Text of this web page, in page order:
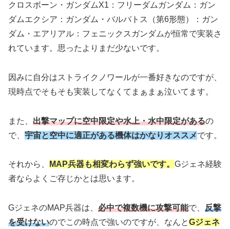
クロスボーン・ガンダムX1：フリーダムガンダム：ガン
ダムエクシア：ガンダム・バルバトス（第6形態）：ガン
ダム・エアリアル：フェニックスガンダムが恒常で実装さ
れています。思ったよりまだ少ないです。
因みに自分はストライクノワールが一番好きなのですが、
現時点でそもそも実装してなくてまぁまぁ泣いてます。
また、 出撃マップに空中限定や水上・水中限定があるの
で、 宇宙と空中に適正がある機体はかなりオススメです。
それから、 MAP兵器も相変わらず強いです。 Gジェネ経験
者ならよくご存じかとは思います。
GジェネのMAP兵器は、 必中で複数機に攻撃可能で、 反撃
を受けないのでこの時点で強いのですが、なんとGジェネ